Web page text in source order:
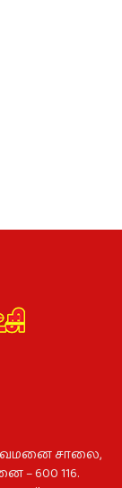
சாலை,
600 116.